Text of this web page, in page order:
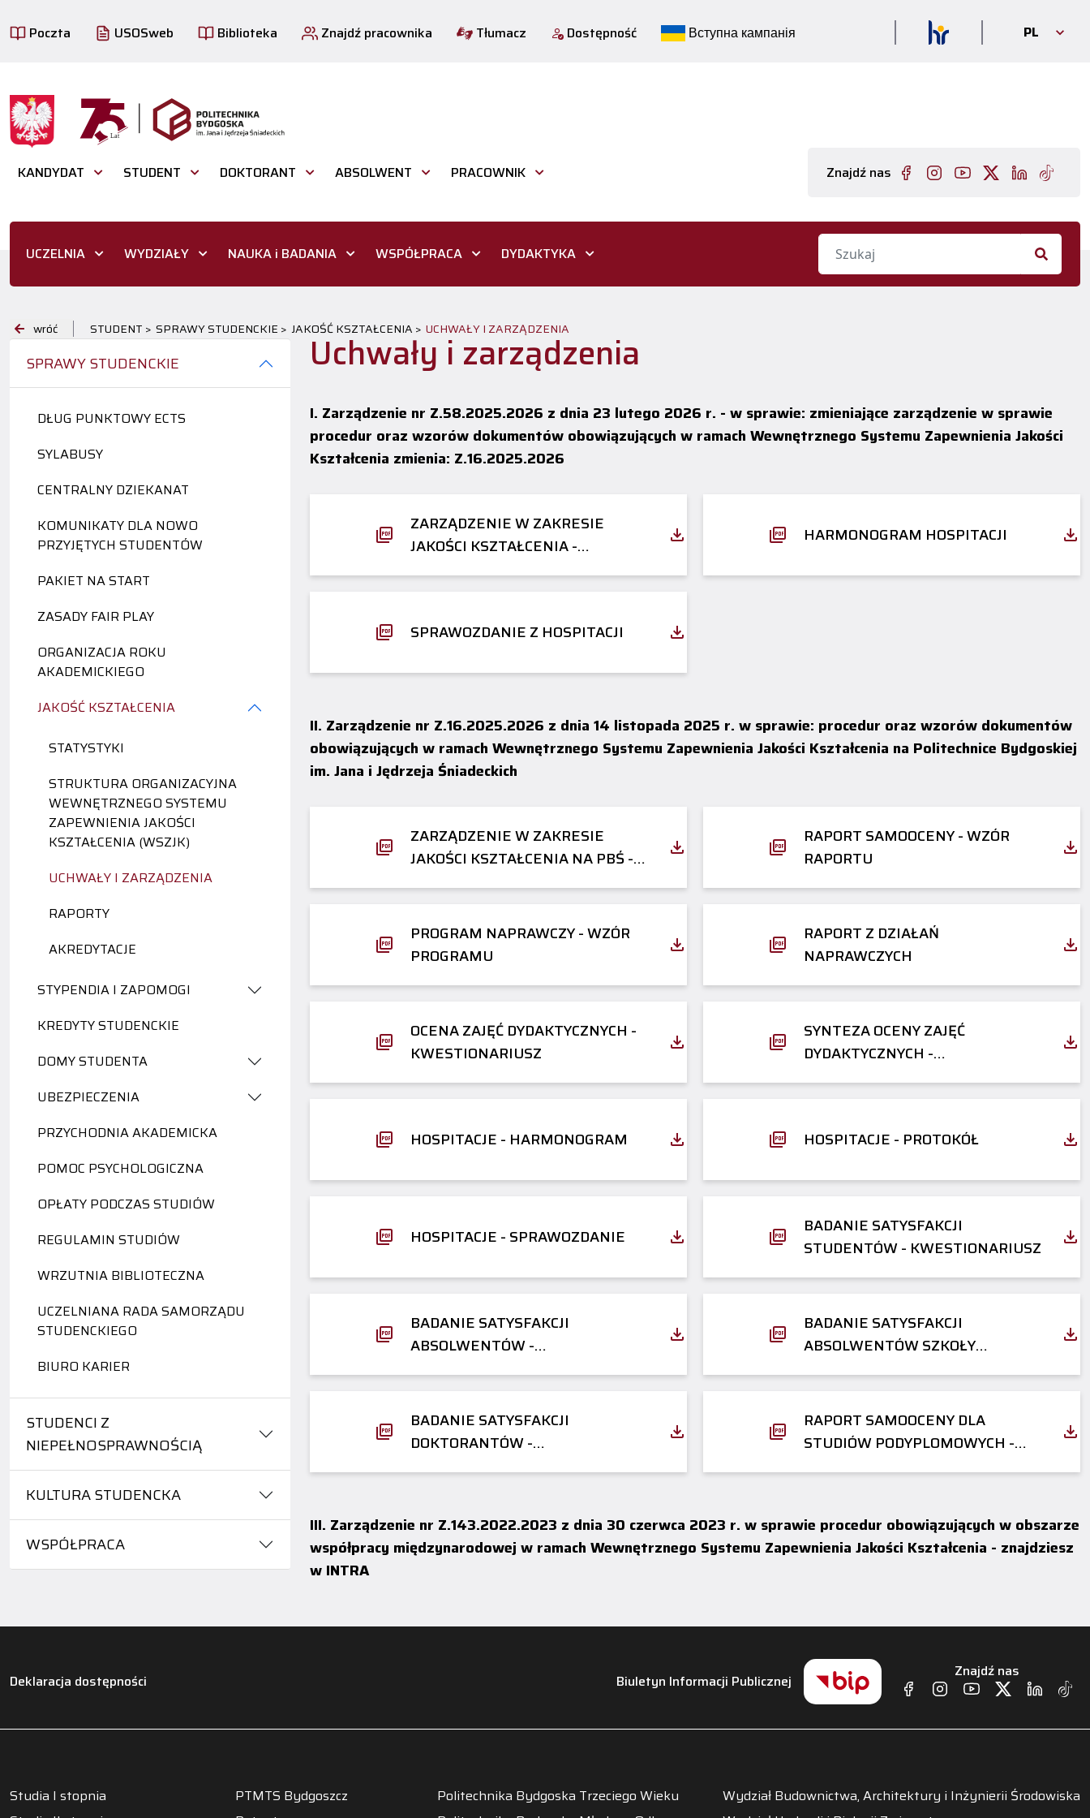
Poczta USOSweb Biblioteka Znajdź pracownika Tłumacz Dostępność Вступна кампанія PL
KANDYDAT STUDENT DOKTORANT ABSOLWENT PRACOWNIK Znajdź nas
UCZELNIA WYDZIAŁY NAUKA i BADANIA WSPÓŁPRACA DYDAKTYKA
wróć STUDENT > SPRAWY STUDENCKIE > JAKOŚĆ KSZTAŁCENIA > UCHWAŁY I ZARZĄDZENIA
SPRAWY STUDENCKIE
DŁUG PUNKTOWY ECTS
SYLABUSY
CENTRALNY DZIEKANAT
KOMUNIKATY DLA NOWO
PRZYJĘTYCH STUDENTÓW
PAKIET NA START
ZASADY FAIR PLAY
ORGANIZACJA ROKU
AKADEMICKIEGO
JAKOŚĆ KSZTAŁCENIA
STATYSTYKI
STRUKTURA ORGANIZACYJNA
WEWNĘTRZNEGO SYSTEMU
ZAPEWNIENIA JAKOŚCI
KSZTAŁCENIA (WSZJK)
UCHWAŁY I ZARZĄDZENIA
RAPORTY
AKREDYTACJE
STYPENDIA I ZAPOMOGI
KREDYTY STUDENCKIE
DOMY STUDENTA
UBEZPIECZENIA
PRZYCHODNIA AKADEMICKA
POMOC PSYCHOLOGICZNA
OPŁATY PODCZAS STUDIÓW
REGULAMIN STUDIÓW
WRZUTNIA BIBLIOTECZNA
UCZELNIANA RADA SAMORZĄDU
STUDENCKIEGO
BIURO KARIER
STUDENCI Z
NIEPEŁNOSPRAWNOŚCIĄ
KULTURA STUDENCKA
WSPÓŁPRACA
Uchwały i zarządzenia
I. Zarządzenie nr Z.58.2025.2026 z dnia 23 lutego 2026 r. - w sprawie: zmieniające zarządzenie w sprawie
procedur oraz wzorów dokumentów obowiązujących w ramach Wewnętrznego Systemu Zapewnienia Jakości
Kształcenia zmienia: Z.16.2025.2026
ZARZĄDZENIE W ZAKRESIE
JAKOŚCI KSZTAŁCENIA -
HARMONOGRAM HOSPITACJI
SPRAWOZDANIE Z HOSPITACJI
II. Zarządzenie nr Z.16.2025.2026 z dnia 14 listopada 2025 r. w sprawie: procedur oraz wzorów dokumentów
obowiązujących w ramach Wewnętrznego Systemu Zapewnienia Jakości Kształcenia na Politechnice Bydgoskiej
im. Jana i Jędrzeja Śniadeckich
ZARZĄDZENIE W ZAKRESIE
JAKOŚCI KSZTAŁCENIA NA PBŚ -
RAPORT SAMOOCENY - WZÓR
RAPORTU
PROGRAM NAPRAWCZY - WZÓR
PROGRAMU
RAPORT Z DZIAŁAŃ
NAPRAWCZYCH
OCENA ZAJĘĆ DYDAKTYCZNYCH -
KWESTIONARIUSZ
SYNTEZA OCENY ZAJĘĆ
DYDAKTYCZNYCH -
HOSPITACJE - HARMONOGRAM HOSPITACJE - PROTOKÓŁ
HOSPITACJE - SPRAWOZDANIE
BADANIE SATYSFAKCJI
STUDENTÓW - KWESTIONARIUSZ
BADANIE SATYSFAKCJI
ABSOLWENTÓW -
BADANIE SATYSFAKCJI
ABSOLWENTÓW SZKOŁY
BADANIE SATYSFAKCJI
DOKTORANTÓW -
RAPORT SAMOOCENY DLA
STUDIÓW PODYPLOMOWYCH -
III. Zarządzenie nr Z.143.2022.2023 z dnia 30 czerwca 2023 r. w sprawie procedur obowiązujących w obszarze
współpracy międzynarodowej w ramach Wewnętrznego Systemu Zapewnienia Jakości Kształcenia - znajdziesz
w INTRA
Deklaracja dostępności Biuletyn Informacji Publicznej
Znajdź nas
Studia I stopnia
PTMTS Bydgoszcz
Politechnika Bydgoska Trzeciego Wieku
Wydział Budownictwa, Architektury i Inżynierii Środowiska